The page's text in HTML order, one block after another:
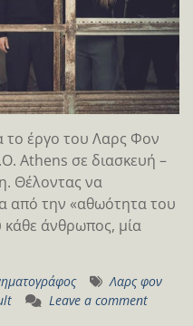
το έργο του Λαρς Φον
Athens σε διασκευή –
Θέλοντας να
από την «αθωότητα του
άνθρωπος, μία
Λαρς φον
Leave a comment